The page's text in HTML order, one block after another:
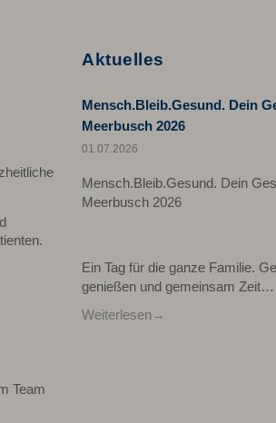
Team
Aktuelles
Mensch.Bleib.Gesund. Dein
Meerbusch 2026
01.07.2026
Mensch.Bleib.Gesund. Dein
Meerbusch 2026
Ein Tag für die ganze Familie.
genießen und gemeinsam Zeit…
Weiterlesen